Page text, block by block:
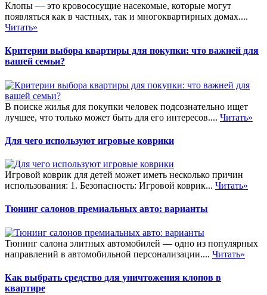
Клопы — это кровососущие насекомые, которые могут
появляться как в частных, так и многоквартирных домах....
Читать»
Критерии выбора квартиры для покупки: что важней для
вашей семьи?
В поиске жилья для покупки человек подсознательно ищет
лучшее, что только может быть для его интересов.... Читать»
Для чего используют игровые коврики
Игровой коврик для детей может иметь несколько причин
использования: 1. Безопасность: Игровой коврик... Читать»
Тюнинг салонов премиальных авто: варианты
Тюнинг салона элитных автомобилей — одно из популярных
направлений в автомобильной персонализации.... Читать»
Как выбрать средство для уничтожения клопов в
квартире